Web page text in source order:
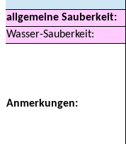
allgemeine Sauberkeit:
Wasser-Sauberkeit:
Anmerkungen: